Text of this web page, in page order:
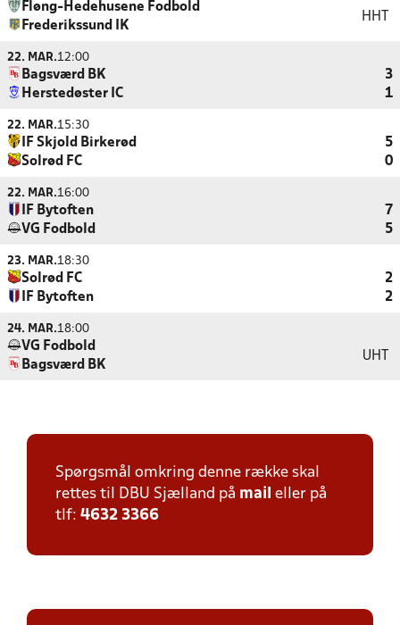
Fløng-Hedehusene Fodbold
Frederikssund IK
HHT
22. MAR.12:00
Bagsværd BK
3
Herstedøster IC
1
22. MAR.15:30
IF Skjold Birkerød
5
Solrød FC
0
22. MAR.16:00
IF Bytoften
7
VG Fodbold
5
23. MAR.18:30
Solrød FC
2
IF Bytoften
2
24. MAR.18:00
VG Fodbold
Bagsværd BK
UHT
Spørgsmål omkring denne række skal
rettes til DBU Sjælland på mail eller på
tlf: 4632 3366